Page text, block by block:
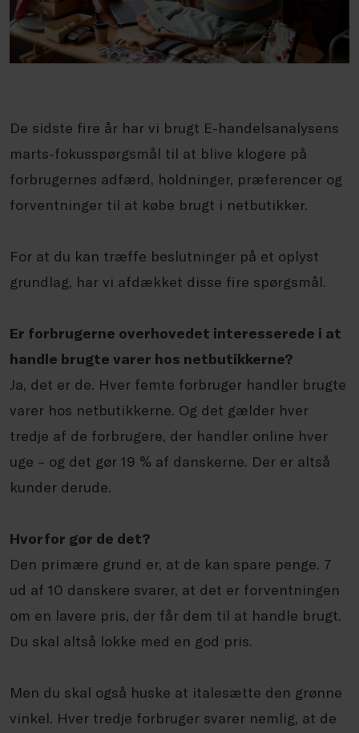
De sidste fire år har vi brugt E-handelsanalysens
marts-fokusspørgsmål til at blive klogere på
forbrugernes adfærd, holdninger, præferencer og
forventninger til at købe brugt i netbutikker.
For at du kan træffe beslutninger på et oplyst
grundlag, har vi afdækket disse fire spørgsmål.
Er forbrugerne overhovedet interesserede i at
handle brugte varer hos netbutikkerne?
Ja, det er de. Hver femte forbruger handler brugte
varer hos netbutikkerne. Og det gælder hver
tredje af de forbrugere, der handler online hver
uge – og det gør 19 % af danskerne. Der er altså
kunder derude.
Hvorfor gør de det?
Den primære grund er, at de kan spare penge. 7
ud af 10 danskere svarer, at det er forventningen
om en lavere pris, der får dem til at handle brugt.
Du skal altså lokke med en god pris.
Men du skal også huske at italesætte den grønne
vinkel. Hver tredje forbruger svarer nemlig, at de